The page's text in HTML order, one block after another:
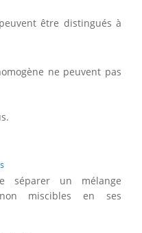
être distingués à
ne peuvent pas
séparer un mélange
miscibles en ses